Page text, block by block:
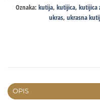
Oznaka: kutija, kutijica, kutijica
ukras, ukrasna
OPIS